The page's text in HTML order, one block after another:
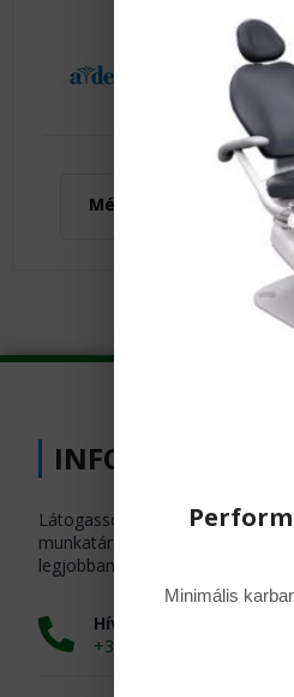
A-dec
2025. július 9-
szerviz tréning
Még több fogászati hír
INFORMÁCIÓK
Látogasson el
munkatársainkkal egyeztetve,
legjobban tetsző és megfelelő
Hívjon minket most
+36-1-319-0774
Minimális